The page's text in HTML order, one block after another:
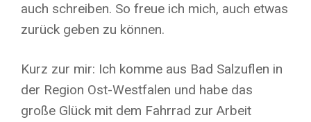
auch schreiben. So freue ich mich, auch etwas
zurück geben zu können.
Kurz zur mir: Ich komme aus Bad Salzuflen in
der Region Ost-Westfalen und habe das
große Glück mit dem Fahrrad zur Arbeit